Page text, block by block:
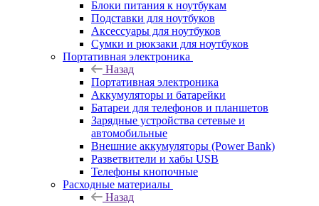
Блоки питания к ноутбукам
Подставки для ноутбуков
Аксессуары для ноутбуков
Сумки и рюкзаки для ноутбуков
Портативная электроника
Назад
Портативная электроника
Аккумуляторы и батарейки
Батареи для телефонов и планшетов
Зарядные устройства сетевые и
автомобильные
Внешние аккумуляторы (Power Bank)
Разветвители и хабы USB
Телефоны кнопочные
Расходные материалы
Назад